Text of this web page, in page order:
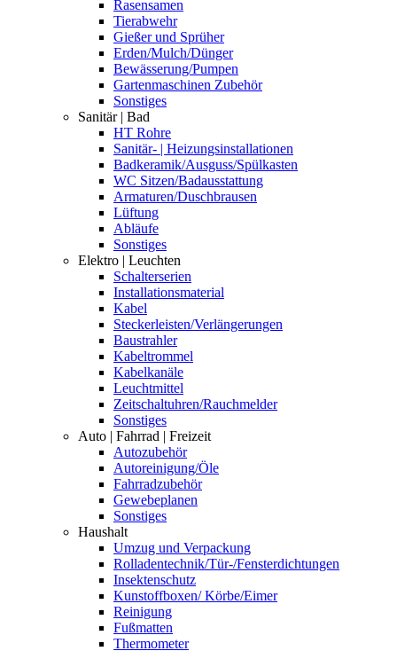
Rasensamen
Tierabwehr
Gießer und Sprüher
Erden/Mulch/Dünger
Bewässerung/Pumpen
Gartenmaschinen Zubehör
Sonstiges
Sanitär | Bad
HT Rohre
Sanitär- | Heizungsinstallationen
Badkeramik/Ausguss/Spülkasten
WC Sitzen/Badausstattung
Armaturen/Duschbrausen
Lüftung
Abläufe
Sonstiges
Elektro | Leuchten
Schalterserien
Installationsmaterial
Kabel
Steckerleisten/Verlängerungen
Baustrahler
Kabeltrommel
Kabelkanäle
Leuchtmittel
Zeitschaltuhren/Rauchmelder
Sonstiges
Auto | Fahrrad | Freizeit
Autozubehör
Autoreinigung/Öle
Fahrradzubehör
Gewebeplanen
Sonstiges
Haushalt
Umzug und Verpackung
Rolladentechnik/Tür-/Fensterdichtungen
Insektenschutz
Kunstoffboxen/ Körbe/Eimer
Reinigung
Fußmatten
Thermometer